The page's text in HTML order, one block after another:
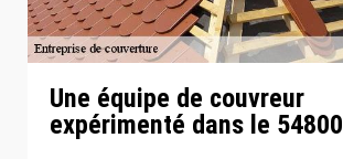
Une équipe de couvreur
expérimenté dans le 54800